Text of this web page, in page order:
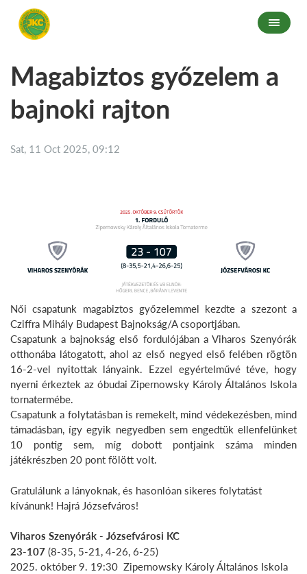
Magabiztos győzelem a
bajnoki rajton
Sat, 11 Oct 2025, 09:12
Női csapatunk magabiztos győzelemmel kezdte a szezont a
Cziffra Mihály Budapest Bajnokság/A csoportjában.
Csapatunk a bajnokság első fordulójában a Viharos Szenyórák
otthonába látogatott, ahol az első negyed első felében rögtön
16-2-vel nyitottak lányaink. Ezzel egyértelművé téve, hogy
nyerni érkeztek az óbudai Zipernowsky Károly Általános Iskola
tornatermébe.
Csapatunk a folytatásban is remekelt, mind védekezésben, mind
támadásban, így egyik negyedben sem engedtük ellenfelünket
10 pontig sem, míg dobott pontjaink száma minden
játékrészben 20 pont fölött volt.
Gratulálunk a lányoknak, és hasonlóan sikeres folytatást
kívánunk! Hajrá Józsefváros!
Viharos Szenyórák - Józsefvárosi KC
23-107 (8-35, 5-21, 4-26, 6-25)
2025. október 9. 19:30 Zipernowsky Károly Általános Iskola